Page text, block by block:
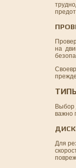
на
Выбор
важно
Для